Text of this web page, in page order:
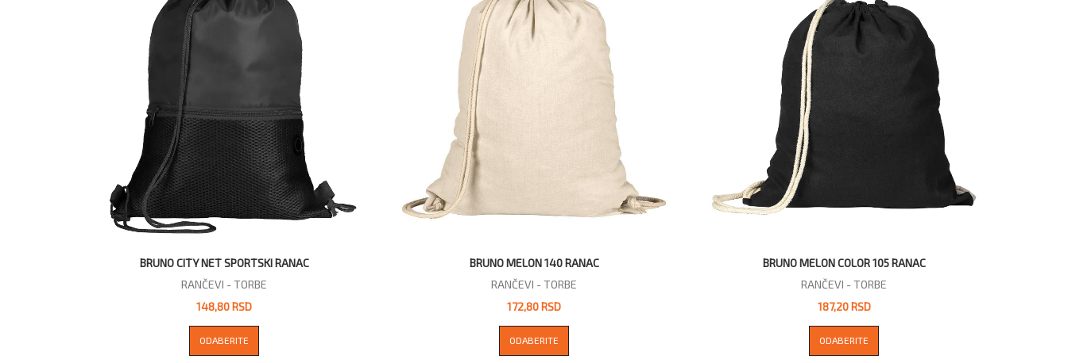
BRUNO CITY NET SPORTSKI RANAC
RANČEVI - TORBE
148,80 RSD
ODABERITE
BRUNO MELON 140 RANAC
RANČEVI - TORBE
172,80 RSD
ODABERITE
BRUNO MELON COLOR 105 RANAC
RANČEVI - TORBE
187,20 RSD
ODABERITE